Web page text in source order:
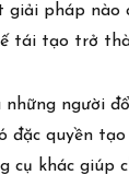
giải pháp nào
tái tạo trở
những người
đặc quyền
cụ khác giúp
Nam
công nghiệp
Nam